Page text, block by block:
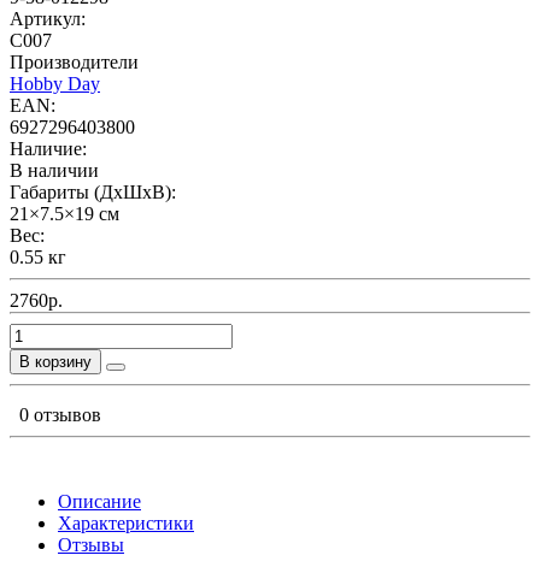
Артикул:
C007
Производители
Hobby Day
EAN:
6927296403800
Наличие:
В наличии
Габариты (ДхШхВ):
21×7.5×19 см
Вес:
0.55 кг
2760р.
В корзину
0 отзывов
Описание
Характеристики
Отзывы